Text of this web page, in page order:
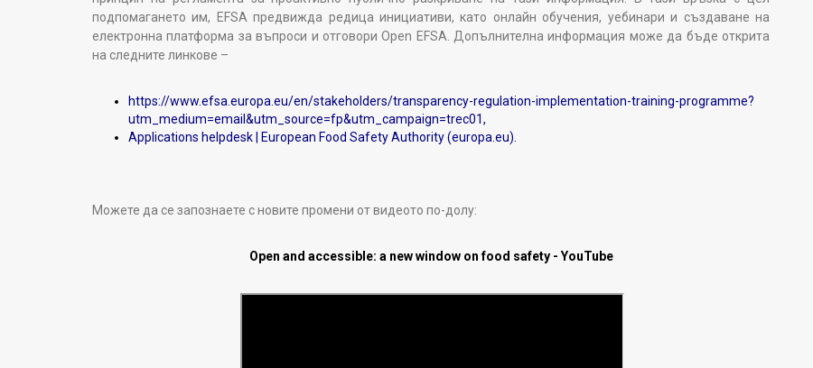
подпомагането им, EFSA предвижда редица инициативи, като онлайн обучения, уебинари и създаване на
електронна платформа за въпроси и отговори Open EFSA. Допълнителна информация може да бъде открита
на следните линкове –
https://www.efsa.europa.eu/en/stakeholders/transparency-regulation-implementation-training-programme?
utm_medium=email&utm_source=fp&utm_campaign=trec01,
Applications helpdesk | European Food Safety Authority (europa.eu)
Можете да се запознаете с новите промени от видеото по-долу:
Open and accessible: a new window on food safety - YouTube